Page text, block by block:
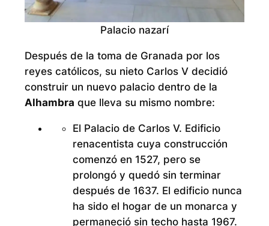
Palacio nazarí
Después de la toma de Granada por los
reyes católicos, su nieto Carlos V decidió
construir un nuevo palacio dentro de la
Alhambra que lleva su mismo nombre:
El Palacio de Carlos V. Edificio
renacentista cuya construcción
comenzó en 1527, pero se
prolongó y quedó sin terminar
después de 1637. El edificio nunca
ha sido el hogar de un monarca y
permaneció sin techo hasta 1967.